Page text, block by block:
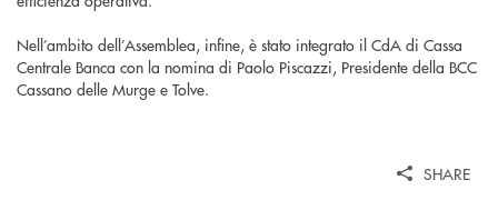
Nell’ambito dell’Assemblea, infine, è stato integrato il CdA di Cassa
Centrale Banca con la nomina di Paolo Piscazzi, Presidente della BCC
Cassano delle Murge e Tolve.
SHARE